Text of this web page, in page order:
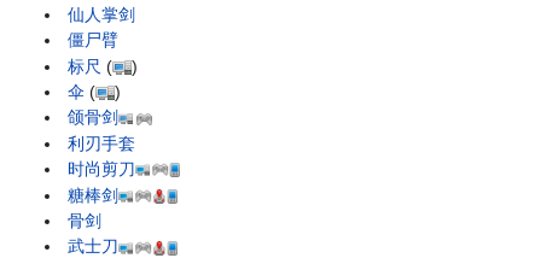
仙人掌剑
僵尸臂
标尺 (
)
伞 (
)
颌骨剑
利刃手套
时尚剪刀
糖棒剑
骨剑
武士刀